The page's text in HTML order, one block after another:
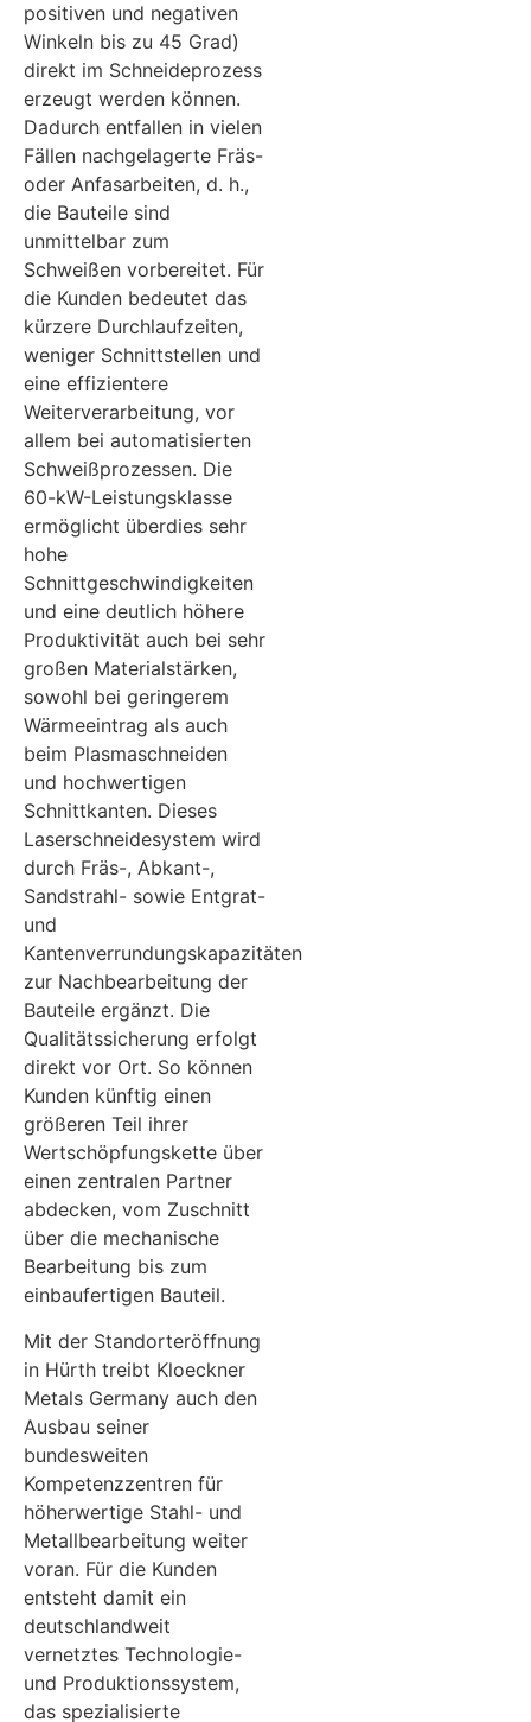
positiven und negativen
Winkeln bis zu 45 Grad)
direkt im Schneideprozess
erzeugt werden können.
Dadurch entfallen in vielen
Fällen nachgelagerte Fräs-
oder Anfasarbeiten, d. h.,
die Bauteile sind
unmittelbar zum
Schweißen vorbereitet. Für
die Kunden bedeutet das
kürzere Durchlaufzeiten,
weniger Schnittstellen und
eine effizientere
Weiterverarbeitung, vor
allem bei automatisierten
Schweißprozessen. Die
60-kW-Leistungsklasse
ermöglicht überdies sehr
hohe
Schnittgeschwindigkeiten
und eine deutlich höhere
Produktivität auch bei sehr
großen Materialstärken,
sowohl bei geringerem
Wärmeeintrag als auch
beim Plasmaschneiden
und hochwertigen
Schnittkanten. Dieses
Laserschneidesystem wird
durch Fräs-, Abkant-,
Sandstrahl- sowie Entgrat-
und
Kantenverrundungskapazitäten
zur Nachbearbeitung der
Bauteile ergänzt. Die
Qualitätssicherung erfolgt
direkt vor Ort. So können
Kunden künftig einen
größeren Teil ihrer
Wertschöpfungskette über
einen zentralen Partner
abdecken, vom Zuschnitt
über die mechanische
Bearbeitung bis zum
einbaufertigen Bauteil.
Mit der Standorteröffnung
in Hürth treibt Kloeckner
Metals Germany auch den
Ausbau seiner
bundesweiten
Kompetenzzentren für
höherwertige Stahl- und
Metallbearbeitung weiter
voran. Für die Kunden
entsteht damit ein
deutschlandweit
vernetztes Technologie-
und Produktionssystem,
das spezialisierte